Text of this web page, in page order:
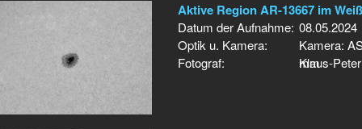
Aktive Region AR-13667 im
Datum der Aufnahme: 08.05.2024
Optik u. Kamera:
Kamera:
mm
Fotograf: Klaus-